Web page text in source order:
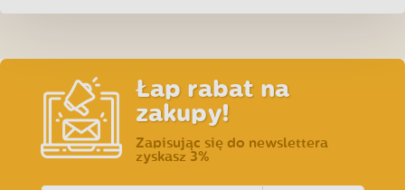
8kg - Niebieska
Łap rabat na
zakupy!
Zapisując się do newslettera
zyskasz 3%